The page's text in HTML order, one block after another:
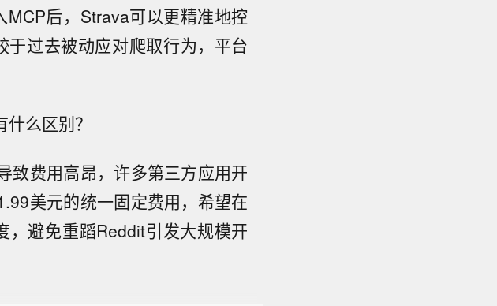
后，Strava可以更精准地控
过去被动应对爬取行为，平台
么区别？
致费用高昂，许多第三方应用开
美元的统一固定费用，希望在
，避免重蹈Reddit引发大规模开